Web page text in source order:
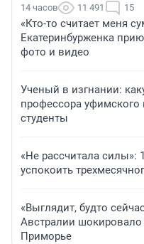
14 часов 11 491 15
«Кто-то считает меня
Екатеринбурженка
фото и видео
Ученый в изгнании:
профессора уфимского
студенты
«Не рассчитала силы»:
успокоить
«Выглядит, будто
Австралии шокировало
Приморье